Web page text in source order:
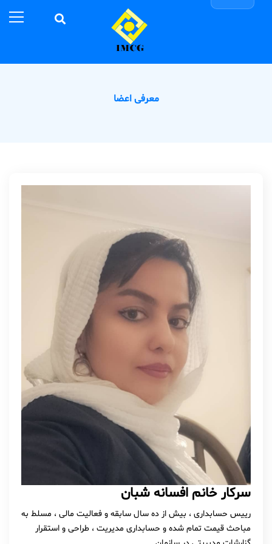
معرفی اعضا
سرکار خانم افسانه شبان
رییس حسابداری ، بیش از ده سال سابقه و فعالیت مالی ، مسلط به
مباحث قیمت تمام شده و حسابداری مدیریت ، طراحی و استقرار